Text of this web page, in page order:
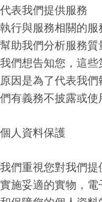
代表我們提供服務
執行與服務相關的服
幫助我們分析服務質
我們想告知您，這
原因是為了代表我
們有義務不披露或使
個人資料保護
我們重視您對我們
實施妥適的實物，